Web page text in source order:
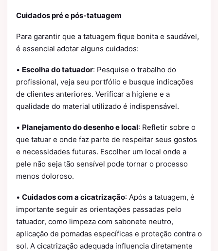
Cuidados pré e pós-tatuagem
Para garantir que a tatuagem fique bonita e saudável,
é essencial adotar alguns cuidados:
• Escolha do tatuador: Pesquise o trabalho do
profissional, veja seu portfólio e busque indicações
de clientes anteriores. Verificar a higiene e a
qualidade do material utilizado é indispensável.
• Planejamento do desenho e local: Refletir sobre o
que tatuar e onde faz parte de respeitar seus gostos
e necessidades futuras. Escolher um local onde a
pele não seja tão sensível pode tornar o processo
menos doloroso.
• Cuidados com a cicatrização: Após a tatuagem, é
importante seguir as orientações passadas pelo
tatuador, como limpeza com sabonete neutro,
aplicação de pomadas específicas e proteção contra o
sol. A cicatrização adequada influencia diretamente